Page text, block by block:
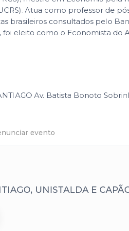
Atua como professor de
brasileiros consultados pelo
foi eleito como o Economista
Av. Batista Bonoto
evento
UNISTALDA E